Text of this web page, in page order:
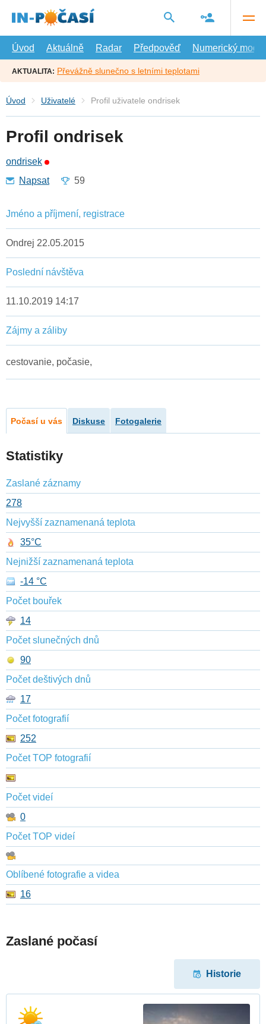
hlavní
Úvod
Aktuálně Radar Předpověď Numerický model
AKTUALITA: Převážně slunečno s letními teplotami
Úvod Uživatelé Profil uživatele ondrisek
Profil ondrisek
ondrisek
Napsat
59
Jméno a příjmení, registrace
Ondrej 22.05.2015
Poslední návštěva
11.10.2019 14:17
Zájmy a záliby
cestovanie, počasie,
Počasí u vás Diskuse Fotogalerie
Statistiky
Zaslané záznamy
278
Nejvyšší zaznamenaná teplota
35°C
Nejnižší zaznamenaná teplota
-14 °C
Počet bouřek
14
Počet slunečných dnů
90
Počet deštivých dnů
17
Počet fotografií
252
Počet TOP fotografií
Počet videí
0
Počet TOP videí
Oblíbené fotografie a videa
16
Zaslané počasí
Historie